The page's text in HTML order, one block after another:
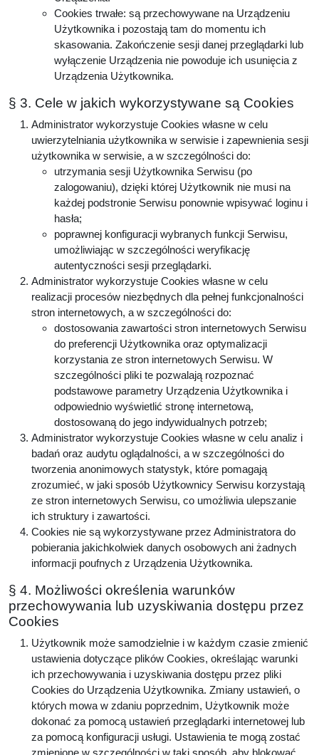
Cookies trwałe: są przechowywane na Urządzeniu
Użytkownika i pozostają tam do momentu ich
skasowania. Zakończenie sesji danej przeglądarki lub
wyłączenie Urządzenia nie powoduje ich usunięcia z
Urządzenia Użytkownika.
§ 3. Cele w jakich wykorzystywane są Cookies
Administrator wykorzystuje Cookies własne w celu
uwierzytelniania użytkownika w serwisie i zapewnienia sesji
użytkownika w serwisie, a w szczególności do:
utrzymania sesji Użytkownika Serwisu (po
zalogowaniu), dzięki której Użytkownik nie musi na
każdej podstronie Serwisu ponownie wpisywać loginu i
hasła;
poprawnej konfiguracji wybranych funkcji Serwisu,
umożliwiając w szczególności weryfikację
autentyczności sesji przeglądarki.
Administrator wykorzystuje Cookies własne w celu
realizacji procesów niezbędnych dla pełnej funkcjonalności
stron internetowych, a w szczególności do:
dostosowania zawartości stron internetowych Serwisu
do preferencji Użytkownika oraz optymalizacji
korzystania ze stron internetowych Serwisu. W
szczególności pliki te pozwalają rozpoznać
podstawowe parametry Urządzenia Użytkownika i
odpowiednio wyświetlić stronę internetową,
dostosowaną do jego indywidualnych potrzeb;
Administrator wykorzystuje Cookies własne w celu analiz i
badań oraz audytu oglądalności, a w szczególności do
tworzenia anonimowych statystyk, które pomagają
zrozumieć, w jaki sposób Użytkownicy Serwisu korzystają
ze stron internetowych Serwisu, co umożliwia ulepszanie
ich struktury i zawartości.
Cookies nie są wykorzystywane przez Administratora do
pobierania jakichkolwiek danych osobowych ani żadnych
informacji poufnych z Urządzenia Użytkownika.
§ 4. Możliwości określenia warunków
przechowywania lub uzyskiwania dostępu przez
Cookies
Użytkownik może samodzielnie i w każdym czasie zmienić
ustawienia dotyczące plików Cookies, określając warunki
ich przechowywania i uzyskiwania dostępu przez pliki
Cookies do Urządzenia Użytkownika. Zmiany ustawień, o
których mowa w zdaniu poprzednim, Użytkownik może
dokonać za pomocą ustawień przeglądarki internetowej lub
za pomocą konfiguracji usługi. Ustawienia te mogą zostać
zmienione w szczególności w taki sposób, aby blokować